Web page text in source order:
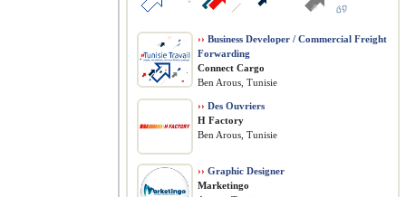
›› Business Developer / Commercial Freight
Forwarding
Connect Cargo
Ben Arous, Tunisie
›› Des Ouvriers
H Factory
Ben Arous, Tunisie
›› Graphic Designer
Marketingo